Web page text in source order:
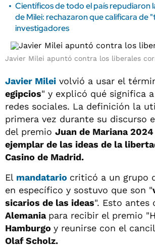
Científicos de todo el país repudiaron
de Milei: rechazaron que calificara de
investigadores
Javier Milei apuntó contra los liberales
Javier Milei volvió a usar el
egipcios" y explicó qué significa
redes sociales. La definición la
primera vez durante su discurso
del premio Juan de Mariana
ejemplar de las ideas de la
Casino de Madrid.
El mandatario criticó a un grupo
en específico y sostuvo que son "
sicarios de las ideas". Esto antes
Alemania para recibir el premio
Hamburgo y reunirse con el
Olaf Scholz.